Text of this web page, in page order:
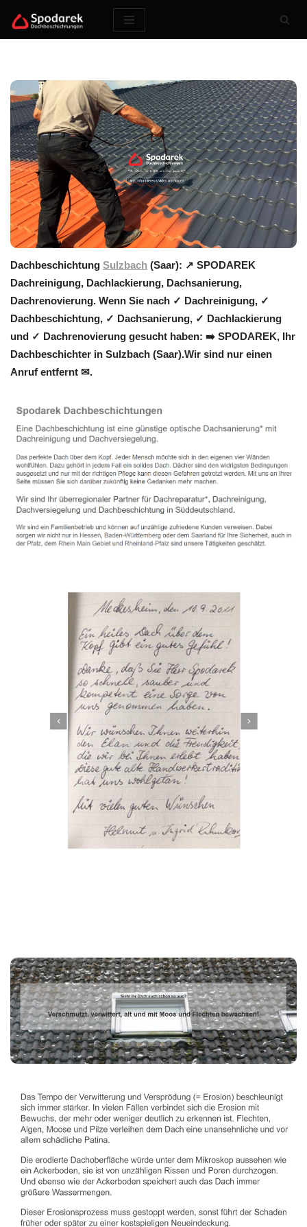
Zum
Dachbeschichtung Sulzbach (Saar): ↗️ SPODAREK
Dachreinigung, Dachlackierung, Dachsanierung,
Dachrenovierung. Wenn Sie nach ✓ Dachreinigung, ✓
Dachbeschichtung, ✓ Dachsanierung, ✓ Dachlackierung
und ✓ Dachrenovierung gesucht haben: ➡️ SPODAREK, Ihr
Dachbeschichter in Sulzbach (Saar).Wir sind nur einen
Anruf entfernt ✉.